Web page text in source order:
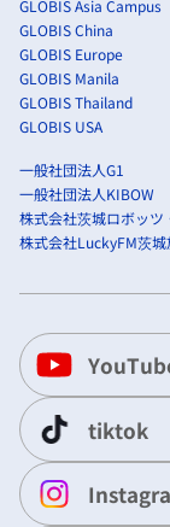
GLOBIS Asia Campus
GLOBIS China
GLOBIS Europe
GLOBIS Manila
GLOBIS Thailand
GLOBIS USA
一般社団法人G1
一般社団法人KIBOW
株式会社茨城ロボッツ
株式会社LuckyFM茨城
tiktok